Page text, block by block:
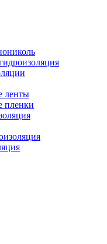
ленты
пленки